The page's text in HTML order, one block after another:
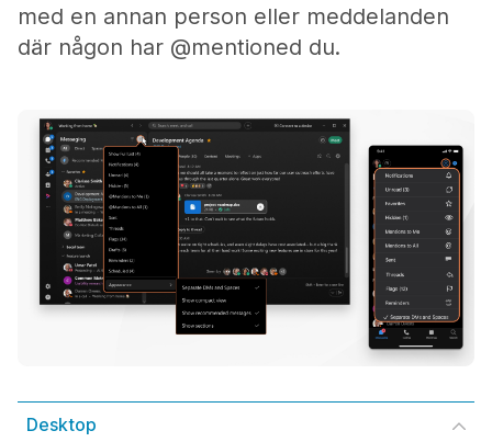
med en annan person eller meddelanden
där någon har @mentioned du.
Desktop